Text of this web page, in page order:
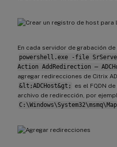
En cada servidor de grabación
powershell.exe -file
Action AddRedirection –
agregar redirecciones de Citrix
&lt;ADCHost&gt;
es el FQDN
archivo de redirección, por